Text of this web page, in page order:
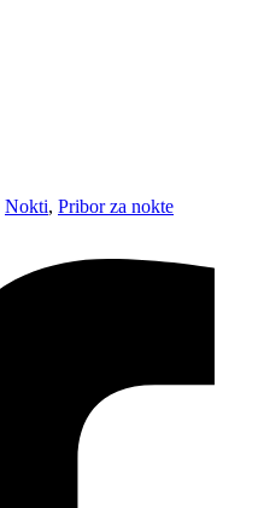
Nokti, Pribor za nokte